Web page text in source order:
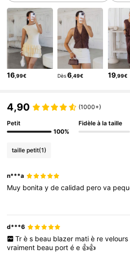
82K Suiveurs
82K Suiveurs
4,78 82K Suiveurs
82K Suiveurs
4,78 82K Suiveurs
16 ,99€ Dès 6 ,49€ 19,99€
4,90 (1000+)
Petit
100%
Fidèle à la taille
taille petit(1)
n***a
Muy bonitaydecalidad perova
d***6
Tr è s beau blazer mati è re velours
vraiment beau portée 👍👍